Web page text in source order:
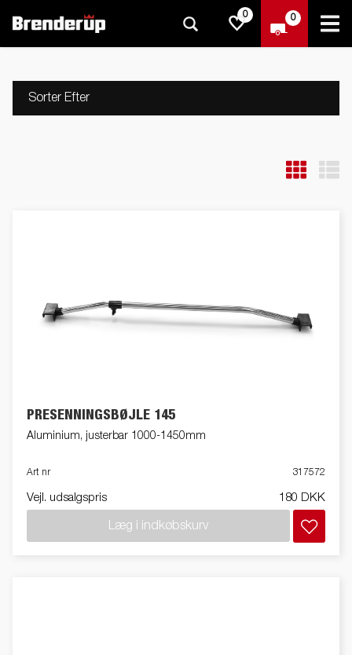
0 0
Sorter Efter
PRESENNINGSBØJLE 145
Aluminium, justerbar 1000-1450mm
Art nr 317572
Vejl. udsalgspris 180 DKK
Læg i indkøbskurv